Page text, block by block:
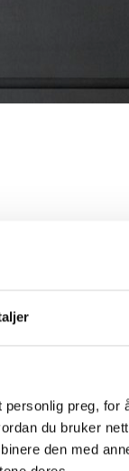
preg,
du bruker
den med
anlegg for
aspekter av ditt
høyeste
utstyr, til
å tilby innovative
optimal
system,
utfordringer.